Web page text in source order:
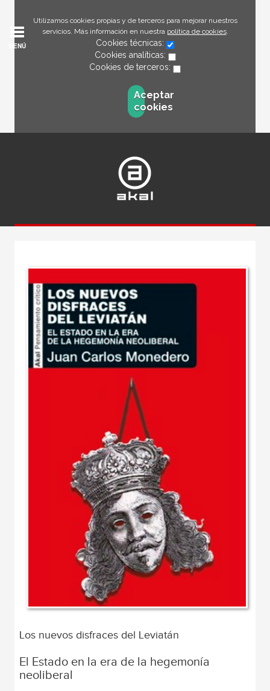
Utilizamos cookies propias y de terceros para mejorar nuestros
servicios. Más información en nuestra política de cookies.
Cookies técnicas:
Cookies analíticas:
Cookies de terceros:
Aceptar
cookies
MENÚ
Los nuevos disfraces del Leviatán
El Estado en la era de la hegemonía
neoliberal